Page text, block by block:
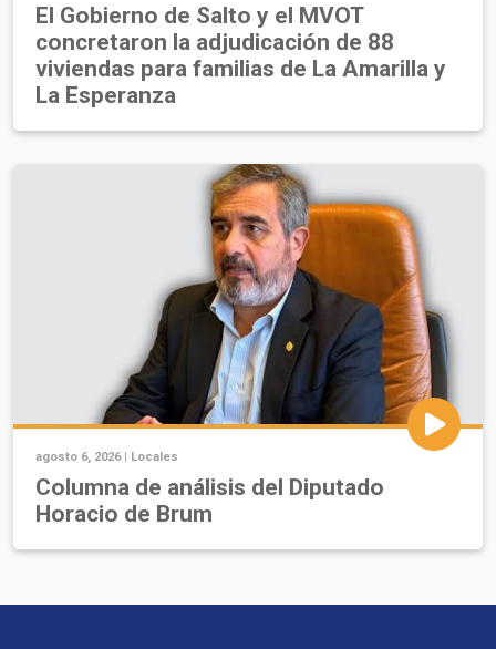
El Gobierno de Salto y el MVOT
concretaron la adjudicación de 88
viviendas para familias de La Amarilla y
La Esperanza
agosto 6, 2026 | Locales
Columna de análisis del Diputado
Horacio de Brum